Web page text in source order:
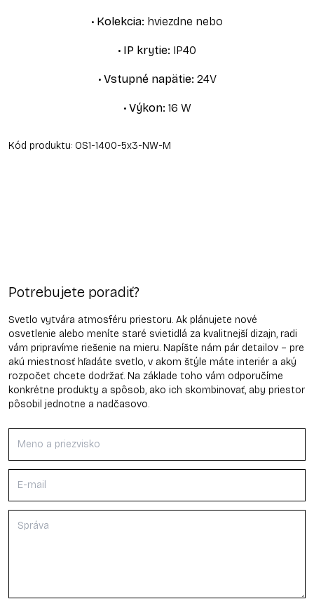
• Kolekcia: hviezdne nebo
• IP krytie: IP40
• Vstupné napätie: 24V
• Výkon: 16 W
Kód produktu: OS1-1400-5x3-NW-M
Potrebujete poradiť?
Svetlo vytvára atmosféru priestoru. Ak plánujete nové
osvetlenie alebo meníte staré svietidlá za kvalitnejší dizajn, radi
vám pripravíme riešenie na mieru. Napíšte nám pár detailov – pre
akú miestnosť hľadáte svetlo, v akom štýle máte interiér a aký
rozpočet chcete dodržať. Na základe toho vám odporučíme
konkrétne produkty a spôsob, ako ich skombinovať, aby priestor
pôsobil jednotne a nadčasovo.